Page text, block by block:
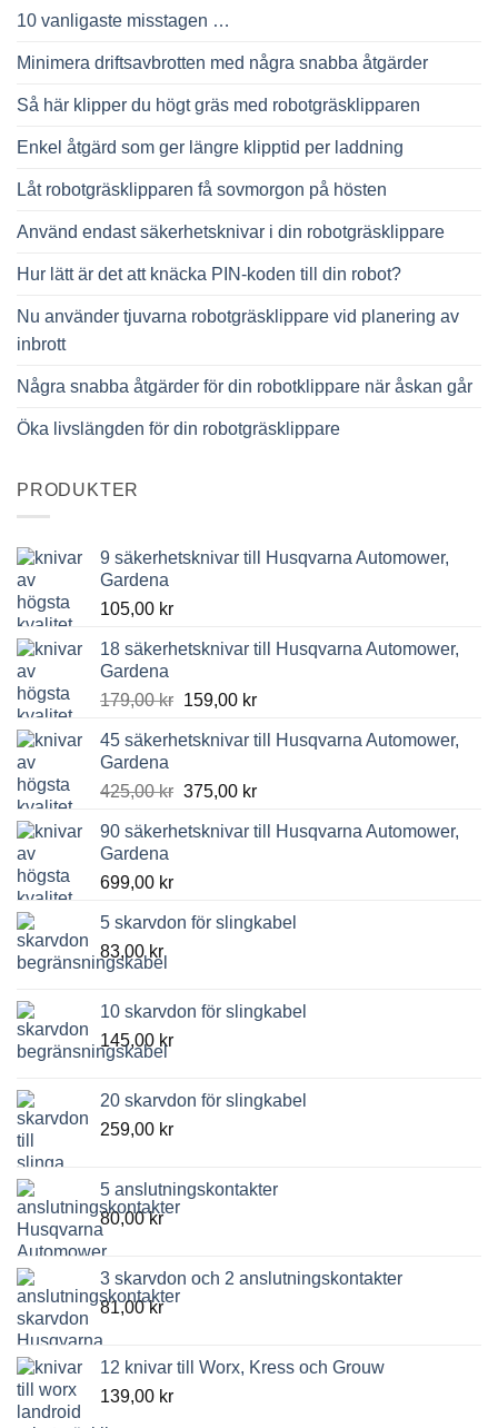
10 vanligaste misstagen …
Minimera driftsavbrotten med några snabba åtgärder
Så här klipper du högt gräs med robotgräsklipparen
Enkel åtgärd som ger längre klipptid per laddning
Låt robotgräsklipparen få sovmorgon på hösten
Använd endast säkerhetsknivar i din robotgräsklippare
Hur lätt är det att knäcka PIN-koden till din robot?
Nu använder tjuvarna robotgräsklippare vid planering av
inbrott
Några snabba åtgärder för din robotklippare när åskan går
Öka livslängden för din robotgräsklippare
PRODUKTER
9 säkerhetsknivar till Husqvarna Automower,
Gardena
105,00 kr
18 säkerhetsknivar till Husqvarna Automower,
Gardena
179,00kr Det
priset
179,00 kr.
159,00 krDet
priset
159,00 kr.
45 säkerhetsknivar till Husqvarna Automower,
Gardena
425,00kr Det
priset
375,00 krDet
priset
90 säkerhetsknivar till Husqvarna Automower,
Gardena
699,00 kr
5 skarvdon för slingkabel
83,00 kr
10 skarvdon för slingkabel
145,00 kr
20 skarvdon för slingkabel
259,00 kr
5 anslutningskontakter
80,00kr
3 skarvdon och 2 anslutningskontakter
81,00kr
12 knivar till Worx, Kress och Grouw
139,00 kr